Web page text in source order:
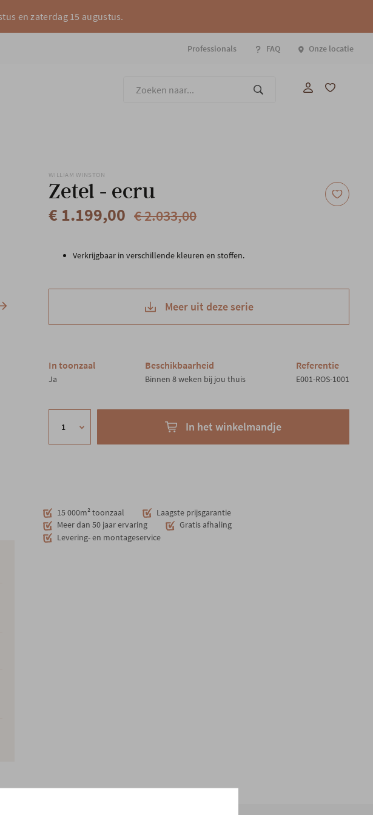
en zaterdag 15 augustus.
Professionals FAQ Onze locatie
WILLIAM WINSTON
Zetel - ecru
€ 1.199,00 € 2.033,00
Verkrijgbaar in verschillende kleuren en stoffen.
Meer uit deze serie
In toonzaal
Ja
Beschikbaarheid
Binnen 8 weken bij jou thuis
Referentie
E001-ROS-1001
In het winkelmandje
15 000m² toonzaal
Laagste prijsgarantie
Meer dan 50 jaar ervaring
Gratis afhaling
Levering- en montageservice